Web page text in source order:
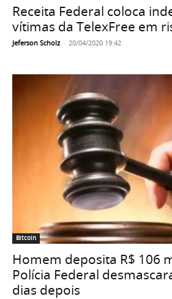
Receita Federal coloca
vítimas da TelexFree em
Jeferson Scholz - 20/04/2020 19:42
Bitcoin
Homem deposita R$ 106
Polícia Federal
dias depois